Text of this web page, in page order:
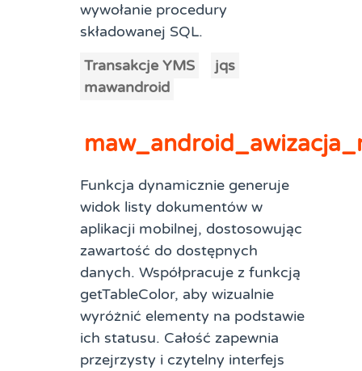
wywołanie procedury
składowanej SQL.
Transakcje YMS
jqs
mawandroid
Funkcja dynamicznie generuje
widok listy dokumentów w
aplikacji mobilnej, dostosowując
zawartość do dostępnych
danych. Współpracuje z funkcją
getTableColor, aby wizualnie
wyróżnić elementy na podstawie
ich statusu. Całość zapewnia
przejrzysty i czytelny interfejs